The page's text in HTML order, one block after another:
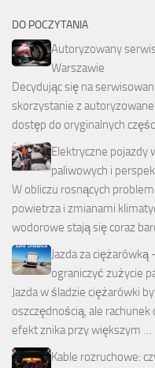
DO POCZYTANIA
Autoryzowany
Warszawie
Decydując się na
skorzystanie z
dostęp do oryginalnych
Elektryczne pojazdy
paliwowych i
W obliczu rosnących
powietrza i zmianami
wodorowe stają się coraz
Jazda za
ograniczyć zużycie
Jazda w śladzie ciężarówki
oszczędnością, ale rachunek
efekt znika przy większym …
Kable rozruchowe: